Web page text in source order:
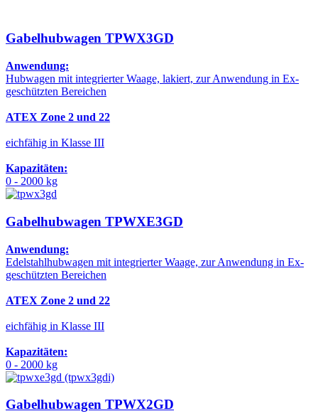
Gabelhubwagen TPWX3GD
Anwendung:
Hubwagen mit integrierter Waage, lakiert, zur Anwendung in Ex-
geschützten Bereichen
ATEX Zone 2 und 22
eichfähig in Klasse III
Kapazitäten:
0 - 2000 kg
Gabelhubwagen TPWXE3GD
Anwendung:
Edelstahlhubwagen mit integrierter Waage, zur Anwendung in Ex-
geschützten Bereichen
ATEX Zone 2 und 22
eichfähig in Klasse III
Kapazitäten:
0 - 2000 kg
Gabelhubwagen TPWX2GD